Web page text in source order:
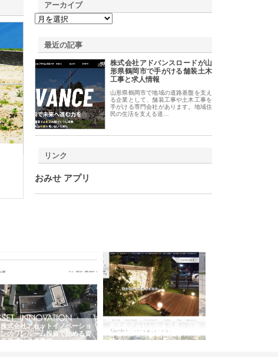
アーカイブ
最近の記事
株式会社アドバンスロードが山
形県鶴岡市で手がける舗装土木
工事と求人情報
山形県鶴岡市で地域の道路基盤を支え
る企業として、舗装工事や土木工事を
手がける専門会社があります。地域住
民の生活を支える道…
リンク
おみせ アプリ
株式会社アセットイノベーショ
ンのワンルーム投資で始める資
産形成と老後準備
と名古屋で叶える理想の外構空
間